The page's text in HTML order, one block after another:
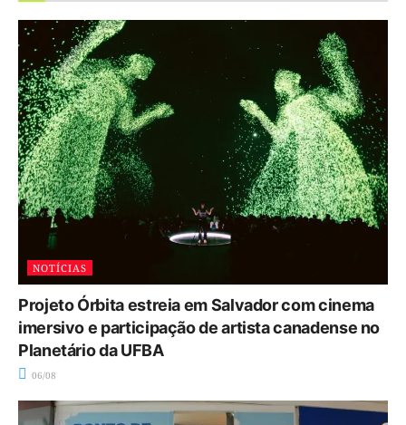
NOTÍCIAS
Projeto Órbita estreia em Salvador com cinema
imersivo e participação de artista canadense no
Planetário da UFBA
06/08